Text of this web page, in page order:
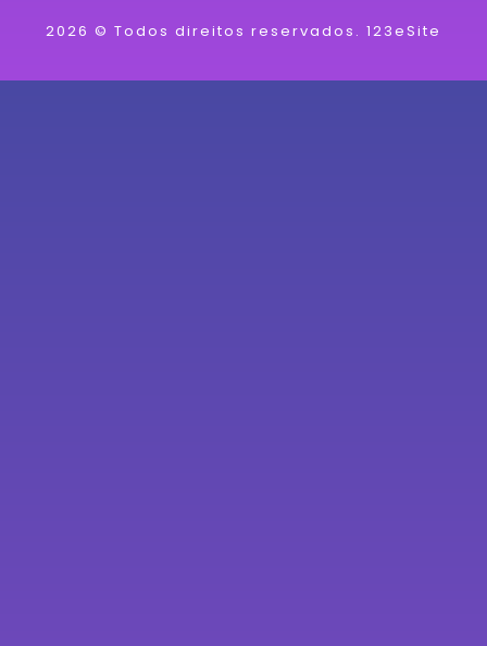
2026 © Todos direitos reservados. 123eSite